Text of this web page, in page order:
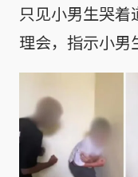
只见小男生哭
理会，指示小男